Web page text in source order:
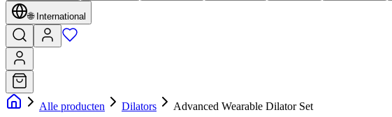
🌐 International
Alle producten Dilators Advanced Wearable Dilator Set